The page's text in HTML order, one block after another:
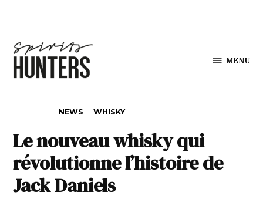
MENU
NEWS WHISKY
Le nouveau whisky qui
révolutionne l’histoire de
Jack Daniels